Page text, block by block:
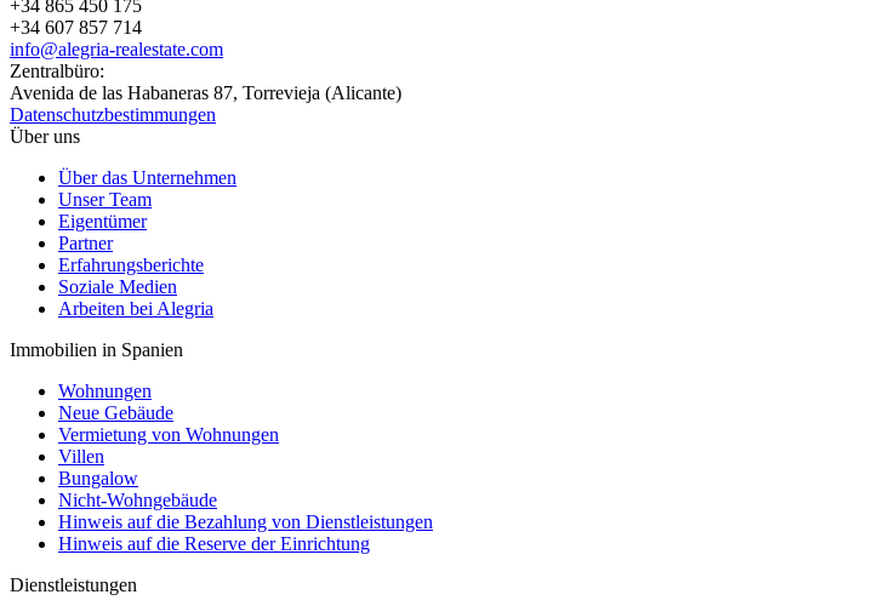
+34 865 450 175
+34 607 857 714
info@alegria-realestate.com
Zentralbüro:
Avenida de las Habaneras 87, Torrevieja (Alicante)
Datenschutzbestimmungen
Über uns
Über das Unternehmen
Unser Team
Eigentümer
Partner
Erfahrungsberichte
Soziale Medien
Arbeiten bei Alegria
Immobilien in Spanien
Wohnungen
Neue Gebäude
Vermietung von Wohnungen
Villen
Bungalow
Nicht-Wohngebäude
Hinweis auf die Bezahlung von Dienstleistungen
Hinweis auf die Reserve der Einrichtung
Dienstleistungen